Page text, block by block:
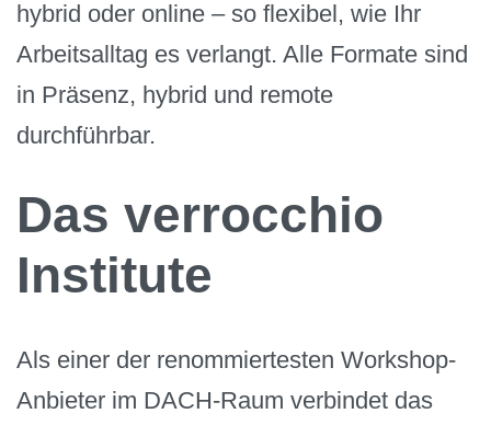
hybrid oder online – so flexibel, wie Ihr
Arbeitsalltag es verlangt. Alle Formate sind
in Präsenz, hybrid und remote
durchführbar.
Das verrocchio
Institute
Als einer der renommiertesten Workshop-
Anbieter im DACH-Raum verbindet das